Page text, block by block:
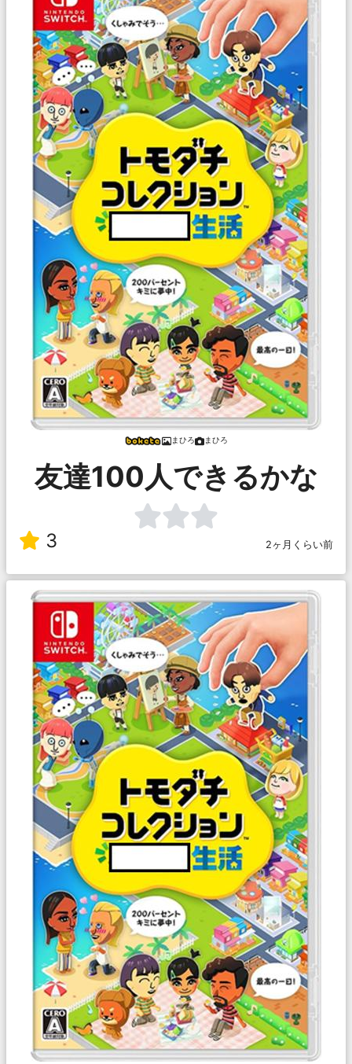
まひろ まひろ
友達100人できるかな
3 2ヶ月くらい前